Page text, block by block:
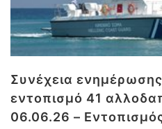
Συνέχεια
εντοπισμό 41
06.06.26 –